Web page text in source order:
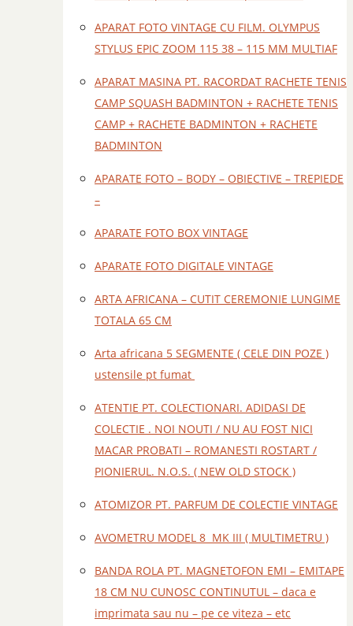
APARAT FOTO VINTAGE CU FILM. OLYMPUS
STYLUS EPIC ZOOM 115 38 – 115 MM MULTIAF
APARAT MASINA PT. RACORDAT RACHETE TENIS
CAMP SQUASH BADMINTON + RACHETE TENIS
CAMP + RACHETE BADMINTON + RACHETE
BADMINTON
APARATE FOTO – BODY – OBIECTIVE – TREPIEDE
–
APARATE FOTO BOX VINTAGE
APARATE FOTO DIGITALE VINTAGE
ARTA AFRICANA – CUTIT CEREMONIE LUNGIME
TOTALA 65 CM
Arta africana 5 SEGMENTE ( CELE DIN POZE )
ustensile pt fumat
ATENTIE PT. COLECTIONARI. ADIDASI DE
COLECTIE . NOI NOUTI / NU AU FOST NICI
MACAR PROBATI – ROMANESTI ROSTART /
PIONIERUL. N.O.S. ( NEW OLD STOCK )
ATOMIZOR PT. PARFUM DE COLECTIE VINTAGE
AVOMETRU MODEL 8 MK III ( MULTIMETRU )
BANDA ROLA PT. MAGNETOFON EMI – EMITAPE
18 CM NU CUNOSC CONTINUTUL – daca e
imprimata sau nu – pe ce viteza – etc